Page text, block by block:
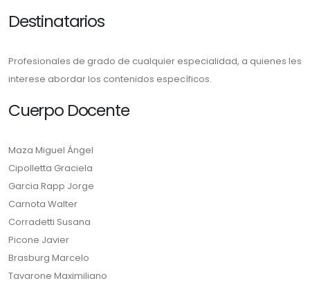
Destinatarios
Profesionales de grado de cualquier especialidad, a quienes les
interese abordar los contenidos específicos.
Cuerpo Docente
Maza Miguel Ángel
Cipolletta Graciela
Garcia Rapp Jorge
Carnota Walter
Corradetti Susana
Picone Javier
Brasburg Marcelo
Tavarone Maximiliano